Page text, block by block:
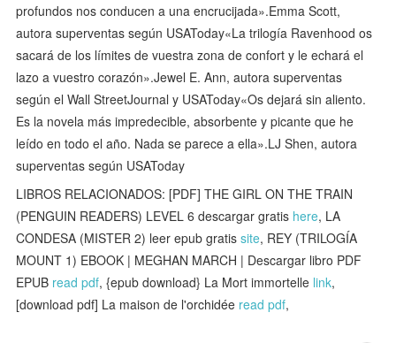
profundos nos conducen a una encrucijada».Emma Scott,
autora superventas según USAToday«La trilogía Ravenhood os
sacará de los límites de vuestra zona de confort y le echará el
lazo a vuestro corazón».Jewel E. Ann, autora superventas
según el Wall StreetJournal y USAToday«Os dejará sin aliento.
Es la novela más impredecible, absorbente y picante que he
leído en todo el año. Nada se parece a ella».LJ Shen, autora
superventas según USAToday
LIBROS RELACIONADOS: [PDF] THE GIRL ON THE TRAIN
(PENGUIN READERS) LEVEL 6 descargar gratis here, LA
CONDESA (MISTER 2) leer epub gratissite, REY (TRILOGÍA
MOUNT 1) EBOOK | MEGHAN MARCH | Descargar libro PDF
EPUB read pdf, {epub download} La Mort immortelle link,
[download pdf] La maison de l'orchidée read pdf,